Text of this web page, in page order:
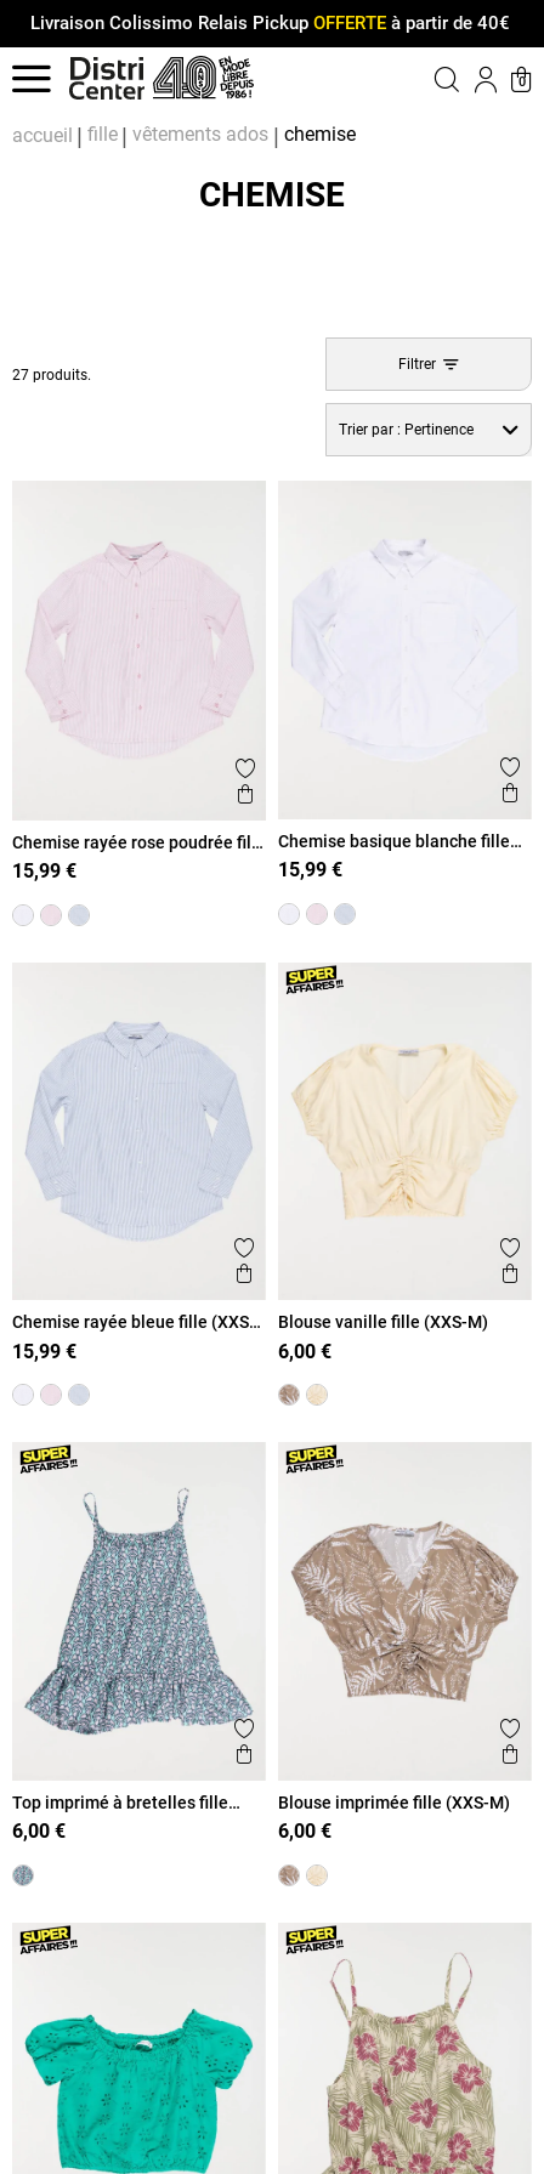
Livraison Colissimo Relais Pickup OFFERTEà partir de 40€
Menu
0
accueil fille vêtements ados chemise
CHEMISE
27 produits.
Filtrer
Trier par : Pertinence
Ajouter aux favoris
Aperçu rapide
Chemise rayée rose poudrée fille
(XXS-M)
15,99 €
Chemise basique blanche fille
(XXS-M)
15,99 €
Ajouter aux favoris
Aperçu rapide
Chemise rayée bleue fille (XXS-
M)
15,99 €
Blouse vanille fille (XXS-M)
6,00 €
Ajouter aux favoris
Aperçu rapide
Top imprimé à bretelles fille
(XXS-M)
6,00 €
Blouse imprimée fille (XXS-M)
6,00 €